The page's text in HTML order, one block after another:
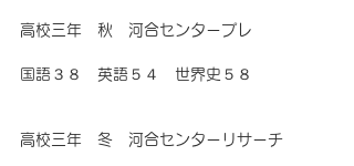
高校三年　秋　河合センタープレ
国語３８　英語５４　世界史５８
高校三年　冬　河合センターリサーチ